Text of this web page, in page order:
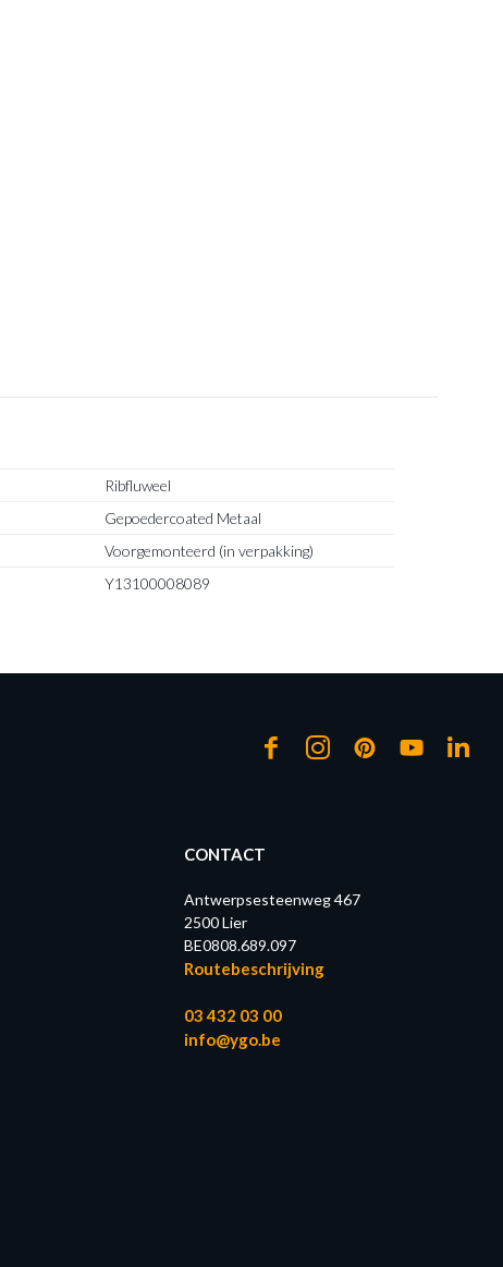
Ribfluweel
Gepoedercoated Metaal
Voorgemonteerd (in verpakking)
Y13100008089
CONTACT
Antwerpsesteenweg 467
2500 Lier
BE0808.689.097
Routebeschrijving
03 432 03 00
info@ygo.be